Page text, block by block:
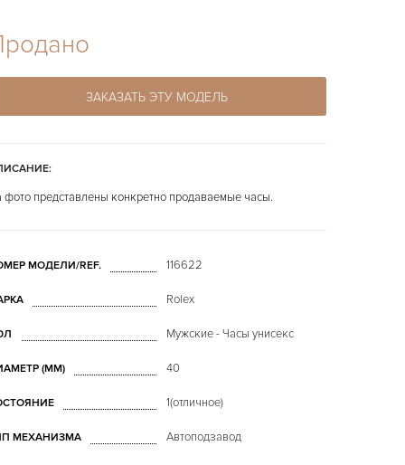
ЗАКАЗАТЬ ЭТУ МОДЕЛЬ
фото представлены конкретно продаваемые часы.
МОДЕЛИ/REF. 116622
Rolex
Мужские - Часы унисекс
(MM) 40
1(отличное)
МЕХАНИЗМА Автоподзавод